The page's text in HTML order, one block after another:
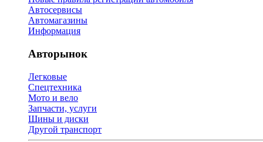
Автосервисы
Автомагазины
Информация
Авторынок
Легковые
Спецтехника
Мото и вело
Запчасти, услуги
Шины и диски
Другой транспорт